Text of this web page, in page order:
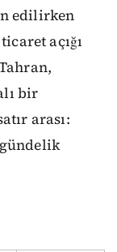
edilirken
açığı
bir
arası: